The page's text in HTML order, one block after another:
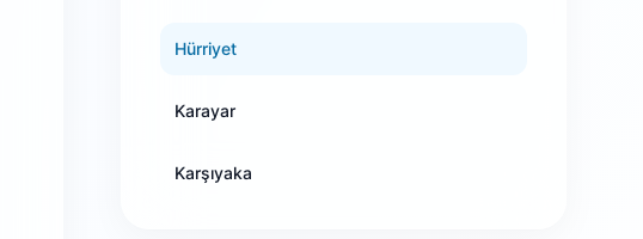
Gürün
Hafik
İmranlı
Hürriyet
Karayar
Karşıyaka